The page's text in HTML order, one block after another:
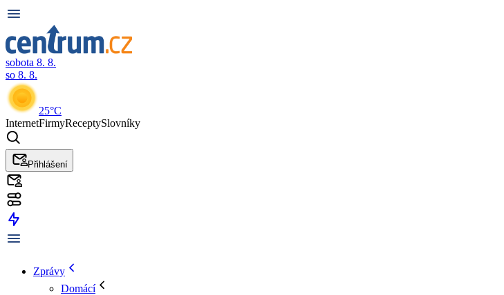
sobota 8. 8.
so 8. 8.
25°C
InternetFirmyReceptySlovníky
Přihlášení
Zprávy
Domácí